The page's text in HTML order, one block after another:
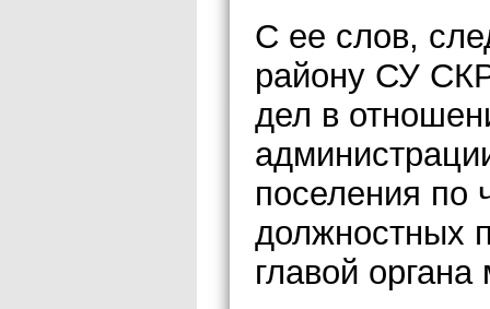
С ее слов,
району СУ
дел в
поселения по
должностных
главой